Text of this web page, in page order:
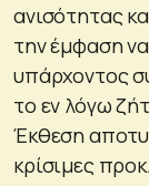
ανισότητας
την έμφαση
υπάρχοντος
το εν λόγω
Έκθεση
κρίσιμες